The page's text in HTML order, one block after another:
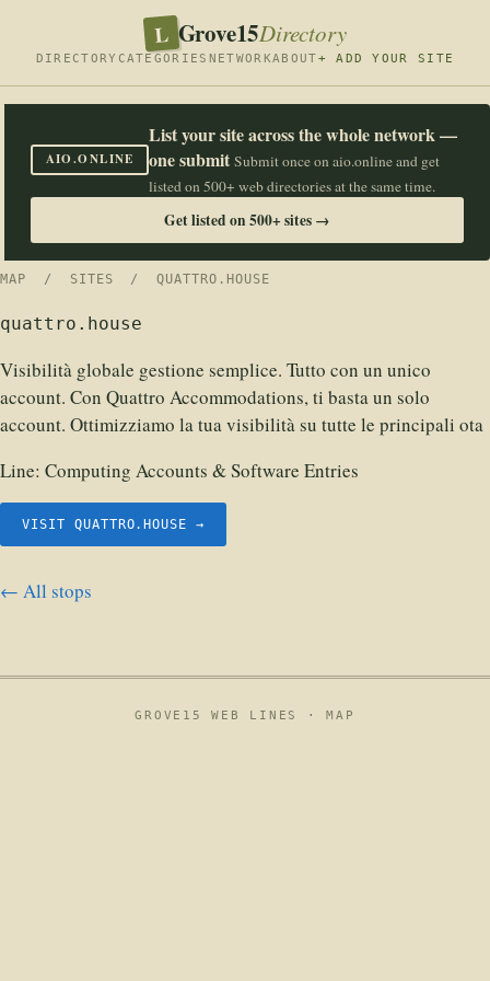
L Grove15Directory
DIRECTORY CATEGORIES NETWORKABOUT+ ADD YOUR SITE
AIO.ONLINE
List your site across the whole network —
one submit Submit once on aio.online and get
listed on 500+ web directories at the same time.
Get listed on 500+ sites →
MAP / SITES / QUATTRO.HOUSE
quattro.house
Visibilità globale gestione semplice. Tutto con un unico
account. Con Quattro Accommodations, ti basta un solo
account. Ottimizziamo la tua visibilità su tutte le principali ota
Line: Computing Accounts & Software Entries
VISIT QUATTRO.HOUSE →
← All stops
GROVE15 WEB LINES ·MAP